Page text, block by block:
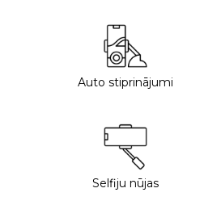
Auto stiprinājumi
Selfiju nūjas